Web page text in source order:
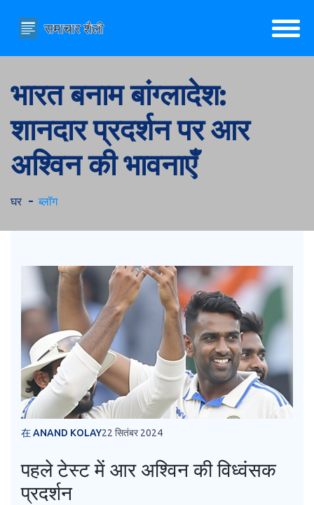
भारत बनाम बांग्लादेश:
शानदार प्रदर्शन पर आर
अश्विन की भावनाएँ
घर ब्लॉग
在 ANAND KOLAY22 सितंबर 2024
पहले टेस्ट में आर अश्विन की विध्वंसक
प्रदर्शन